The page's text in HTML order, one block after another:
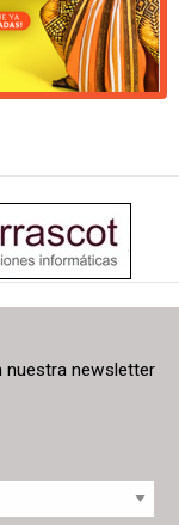
nuestra newsletter